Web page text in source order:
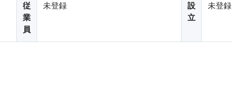
従
業
員
未登録
設
立
未登録